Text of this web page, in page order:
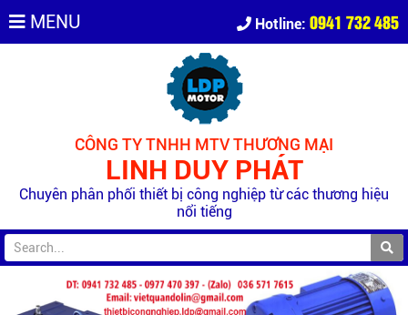
MENU Hotline: 0941 732 485
CÔNG TY TNHH MTV THƯƠNG MẠI
LINH DUY PHÁT
Chuyên phân phối thiết bị công nghiệp từ các thương hiệu
nổi tiếng